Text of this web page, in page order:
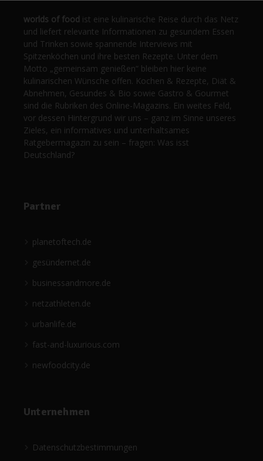
worlds of food ist eine kulinarische Reise durch das Netz
und liefert relevante Informationen zu gesundem Essen
und Trinken sowie spannende Interviews mit
Spitzenköchen und ihre besten Rezepte. Unter dem
Motto „gemeinsam genießen“ bleiben hier keine
kulinarischen Wünsche offen. Kochen & Rezepte, Diät &
Abnehmen, Gesundes & Bio sowie Gastro & Gourmet
sind die Rubriken des Online-Magazins. Ein weites Feld,
vor dessen Hintergrund wir uns – ganz im Sinne unseres
Zieles, ein informatives und unterhaltsames
Ratgebermagazin zu sein – fragen: Was isst
Deutschland?
Partner
planetoftech.de
gesündernet.de
businessandmore.de
netzathleten.de
urbanlife.de
fast-and-luxurious.com
newfoodcity.de
Unternehmen
Datenschutzbestimmungen